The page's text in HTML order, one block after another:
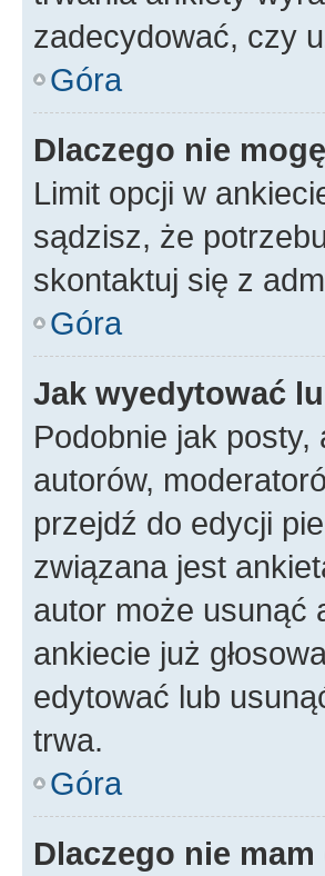
zadecydować, czy
Góra
Dlaczego nie
Limit opcji w
sądzisz, że
skontaktuj się z
Góra
Jak wyedytować
Podobnie jak
autorów,
przejdź do edycji
związana jest
autor może usunąć
ankiecie już
edytować lub
trwa.
Góra
Dlaczego nie